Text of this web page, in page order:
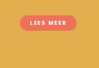
LEES MEER